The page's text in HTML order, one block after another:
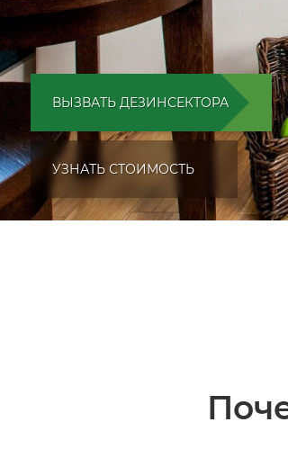
ВЫЗВАТЬ ДЕЗИНСЕКТОРА
УЗНАТЬ СТОИМОСТЬ